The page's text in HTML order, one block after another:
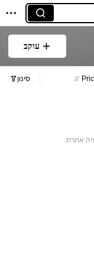
עוקב
סינון
אחרת